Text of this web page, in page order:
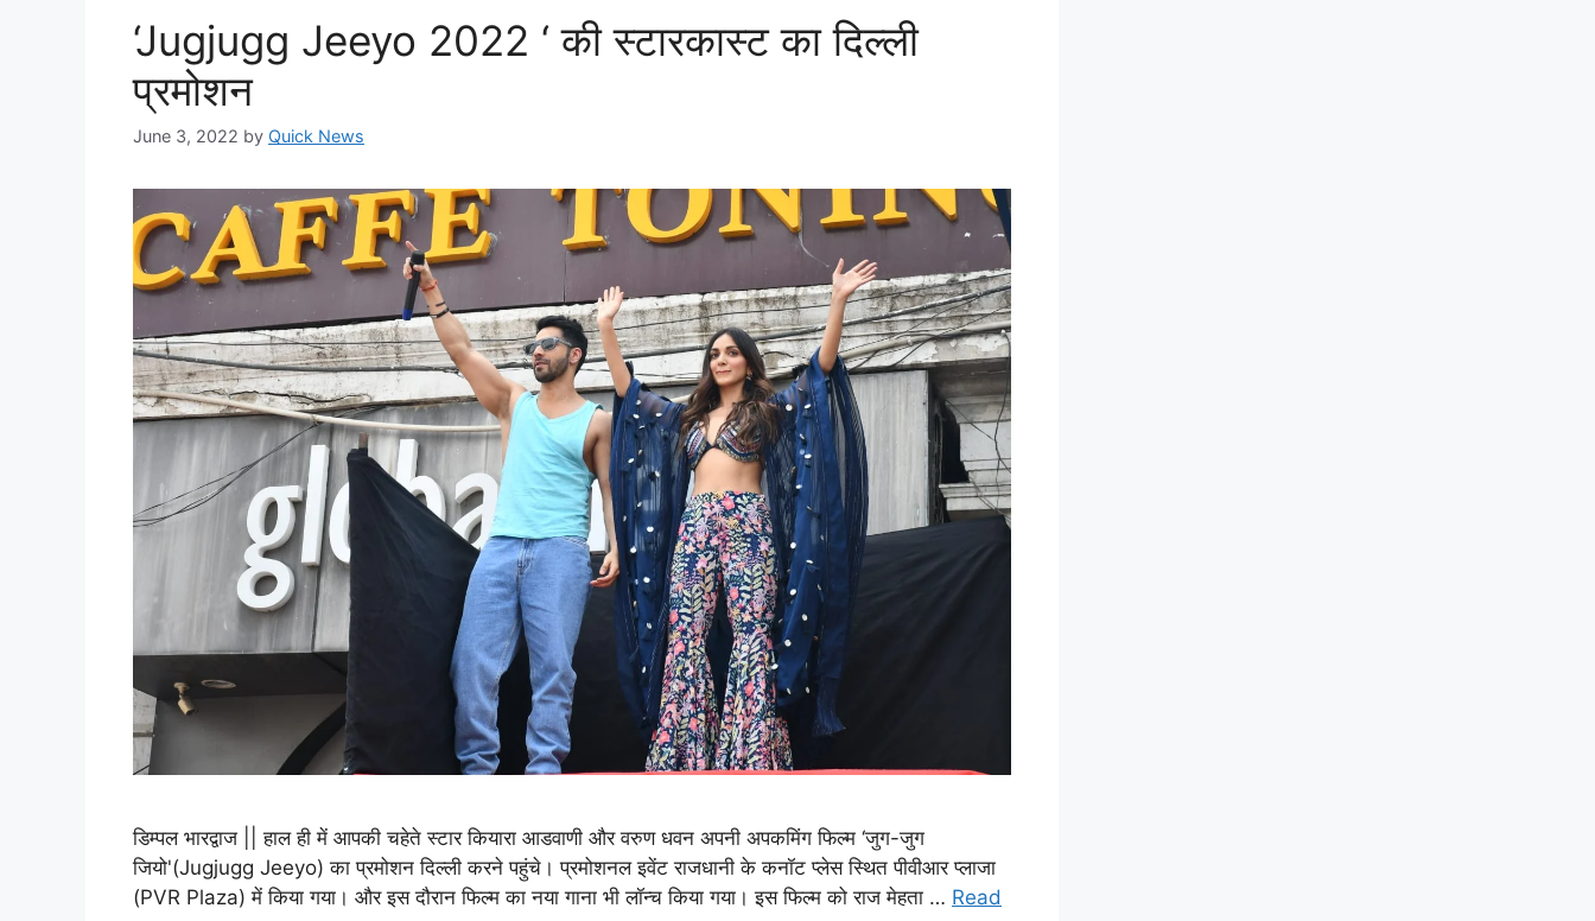
‘Jugjugg Jeeyo 2022 ‘ की स्टारकास्ट का दिल्ली
प्रमोशन
June 3, 2022 by Quick News
डिम्पल भारद्वाज || हाल ही में आपकी चहेते स्टार कियारा आडवाणी और वरुण धवन अपनी अपकमिंग फिल्म ‘जुग-जुग
जियो'(Jugjugg Jeeyo) का प्रमोशन दिल्ली करने पहुंचे। प्रमोशनल इवेंट राजधानी के कनॉट प्लेस स्थित पीवीआर प्लाजा
(PVR Plaza) में किया गया। और इस दौरान फिल्म का नया गाना भी लॉन्च किया गया। इस फिल्म को राज मेहता … Read